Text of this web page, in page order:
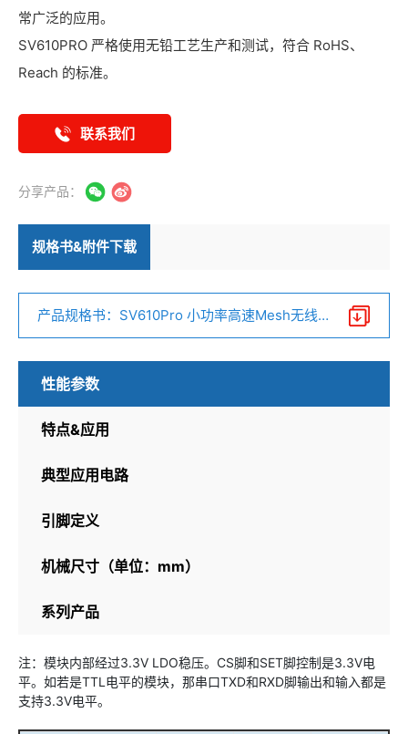
常广泛的应用。
SV610PRO 严格使用无铅工艺生产和测试，符合 RoHS、
Reach 的标准。
联系我们
分享产品：
规格书&附件下载
产品规格书：SV610Pro 小功率高速Mesh无线
数据传输收发器 V1.2.pdf
性能参数
特点&应用
典型应用电路
引脚定义
机械尺寸（单位：mm）
系列产品
注：模块内部经过3.3V LDO稳压。CS脚和SET脚控制是3.3V电
平。如若是TTL电平的模块，那串口TXD和RXD脚输出和输入都是
支持3.3V电平。